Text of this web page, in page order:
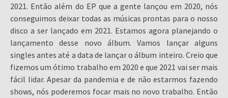
2021. Então além do EP que a gente lançou em 2020, nós
conseguimos deixar todas as músicas prontas para o nosso
disco a ser lançado em 2021. Estamos agora planejando o
lançamento desse novo álbum. Vamos lançar alguns
singles antes até a data de lançar o álbum inteiro. Creio que
fizemos um ótimo trabalho em 2020 e que 2021 vai ser mais
fácil lidar. Apesar da pandemia e de não estarmos fazendo
shows, nós poderemos focar mais no novo trabalho. Então